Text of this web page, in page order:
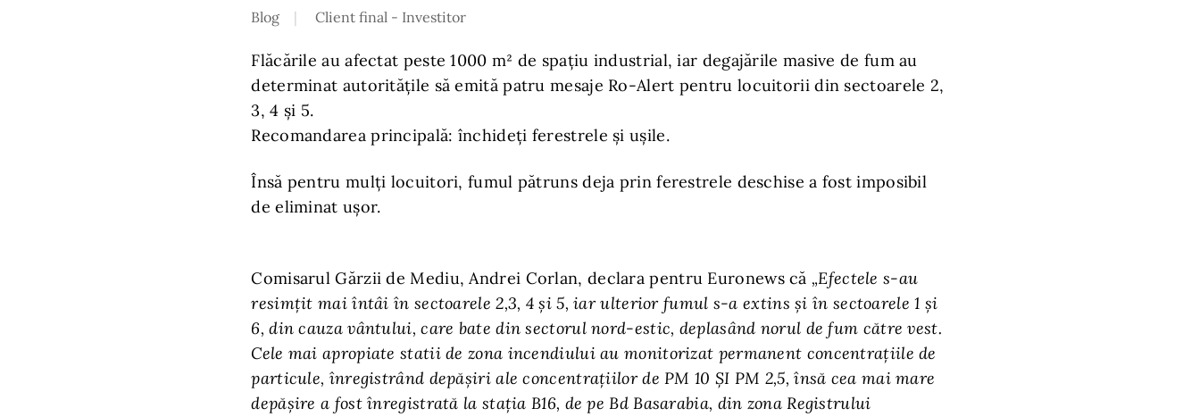
Blog Client final - Investitor
Flăcările au afectat peste 1000 m² de spațiu industrial, iar degajările masive de fum au
determinat autoritățile să emită patru mesaje Ro-Alert pentru locuitorii din sectoarele 2,
3, 4 și 5.
Recomandarea principală: închideți ferestrele și ușile.
Însă pentru mulți locuitori, fumul pătruns deja prin ferestrele deschise a fost imposibil
de eliminat ușor.
Comisarul Gărzii de Mediu, Andrei Corlan, declara pentru Euronews că „Efectele s-au
resimţit mai întâi în sectoarele 2,3, 4 şi 5, iar ulterior fumul s-a extins şi în sectoarele 1 şi
6, din cauza vântului, care bate din sectorul nord-estic, deplasând norul de fum către vest.
Cele mai apropiate statii de zona incendiului au monitorizat permanent concentraţiile de
particule, înregistrând depăşiri ale concentraţiilor de PM 10 ŞI PM 2,5, însă cea mai mare
depăşire a fost înregistrată la staţia B16, de pe Bd Basarabia, din zona Registrului